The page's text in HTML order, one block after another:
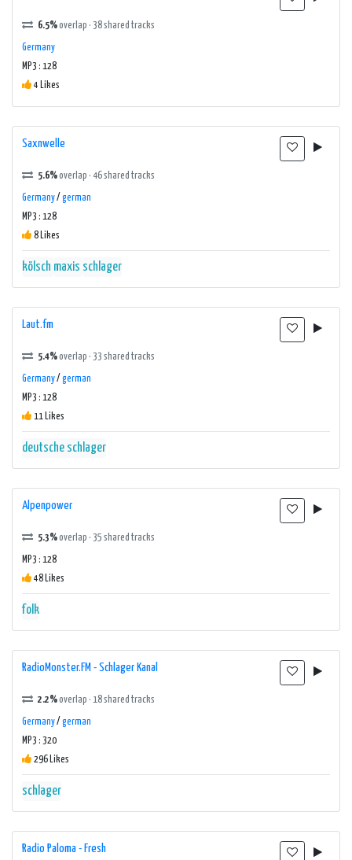
6.5%overlap · 38 shared tracks
Germany
MP3 : 128
4 Likes
Saxnwelle
5.6%overlap · 46 shared tracks
Germany/ german
MP3 : 128
8 Likes
kölsch maxis schlager
Laut.fm
5.4%overlap · 33 shared tracks
Germany/ german
MP3 : 128
11 Likes
deutsche schlager
Alpenpower
5.3%overlap · 35 shared tracks
MP3 : 128
48 Likes
folk
RadioMonster.FM - Schlager Kanal
2.2%overlap · 18 shared tracks
Germany/ german
MP3 : 320
296 Likes
schlager
Radio Paloma - Fresh